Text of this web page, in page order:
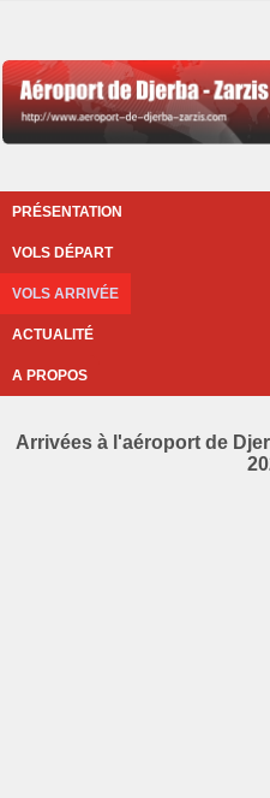
PRÉSENTATION
VOLS DÉPART
VOLS ARRIVÉE
ACTUALITÉ
A PROPOS
Arrivées à l'aéroport de